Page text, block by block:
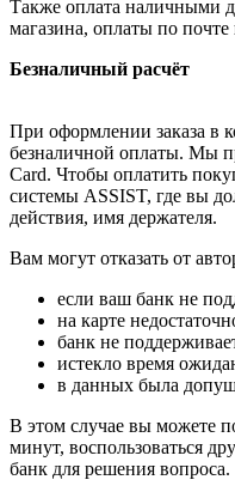
Также оплата наличными
магазина, оплаты по
Безналичный расчёт
При оформлении заказа в
безналичной оплаты. Мы
Card. Чтобы оплатить
системы ASSIST, где вы
действия, имя держателя.
Вам могут отказать от
если ваш банк не
на карте
банк не
истекло время
в данных была
В этом случае вы можете
минут, воспользоваться
банк для решения вопроса.